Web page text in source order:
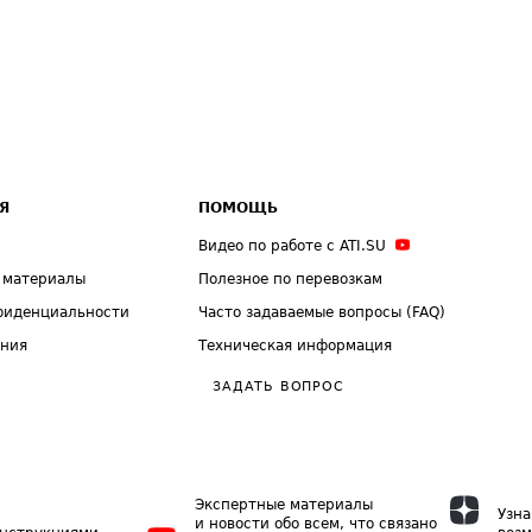
ПОМОЩЬ
Видео по работе с ATI.SU
Полезное по перевозкам
Часто задаваемые вопросы (FAQ)
Техническая информация
ЗАДАТЬ ВОПРОС
Экспертные материалы
и новости обо всем, что связано